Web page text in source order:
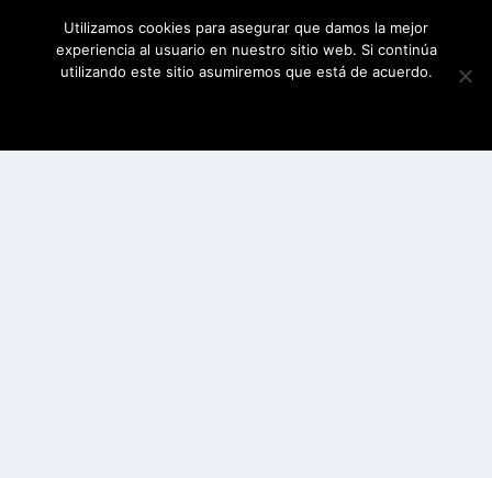
Utilizamos cookies para asegurar que damos la mejor
experiencia al usuario en nuestro sitio web. Si continúa
utilizando este sitio asumiremos que está de acuerdo.